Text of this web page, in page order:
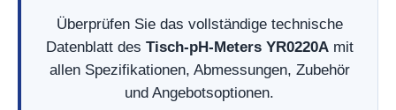
Überprüfen Sie das vollständige technische
Datenblatt des Tisch-pH-Meters YR0220Amit
allen Spezifikationen, Abmessungen, Zubehör
und Angebotsoptionen.